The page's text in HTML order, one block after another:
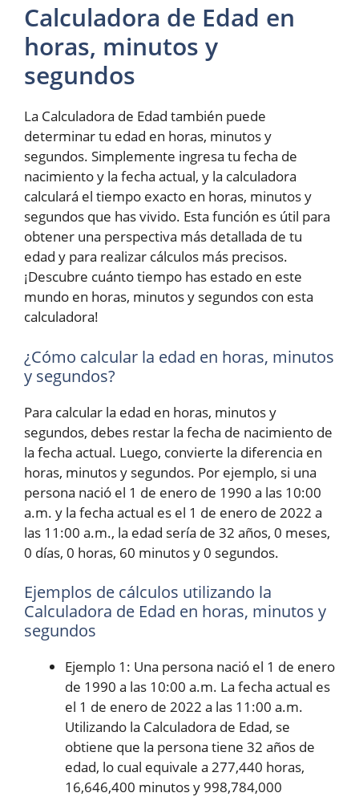
Calculadora de Edad en
horas, minutos y
segundos
La Calculadora de Edad también puede
determinar tu edad en horas, minutos y
segundos. Simplemente ingresa tu fecha de
nacimiento y la fecha actual, y la calculadora
calculará el tiempo exacto en horas, minutos y
segundos que has vivido. Esta función es útil para
obtener una perspectiva más detallada de tu
edad y para realizar cálculos más precisos.
¡Descubre cuánto tiempo has estado en este
mundo en horas, minutos y segundos con esta
calculadora!
¿Cómo calcular la edad en horas, minutos
y segundos?
Para calcular la edad en horas, minutos y
segundos, debes restar la fecha de nacimiento de
la fecha actual. Luego, convierte la diferencia en
horas, minutos y segundos. Por ejemplo, si una
persona nació el 1 de enero de 1990 a las 10:00
a.m. y la fecha actual es el 1 de enero de 2022 a
las 11:00 a.m., la edad sería de 32 años, 0 meses,
0 días, 0 horas, 60 minutos y 0 segundos.
Ejemplos de cálculos utilizando la
Calculadora de Edad en horas, minutos y
segundos
Ejemplo 1: Una persona nació el 1 de enero
de 1990 a las 10:00 a.m. La fecha actual es
el 1 de enero de 2022 a las 11:00 a.m.
Utilizando la Calculadora de Edad, se
obtiene que la persona tiene 32 años de
edad, lo cual equivale a 277,440 horas,
16,646,400 minutos y 998,784,000